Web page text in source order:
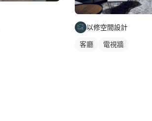
以修空間設計
客廳 電視牆